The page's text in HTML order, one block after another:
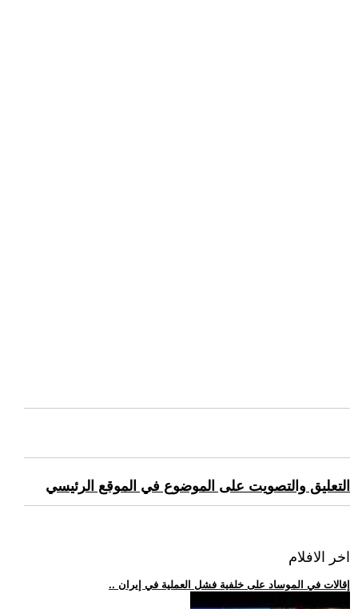
التعليق والتصويت على الموضوع في الموقع الرئيسي
اخر الافلام
.. إقالات في الموساد على خلفية فشل العملية في إيران